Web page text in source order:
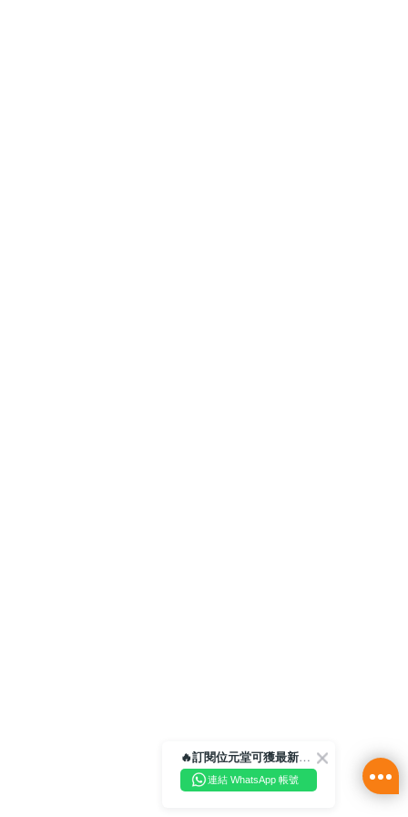
🔥訂閱位元堂可獲最新優惠及活動資訊🔥
連結 WhatsApp 帳號